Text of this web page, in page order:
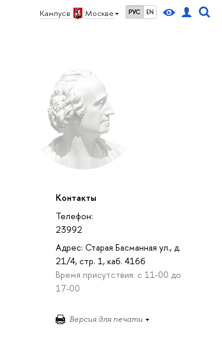
Кампус в Москве РУС EN
Контакты
Телефон:
23992
Адрес: Старая Басманная ул., д.
21/4, стр. 1, каб. 416б
Время присутствия: с 11-00 до
17-00
Версия для печати